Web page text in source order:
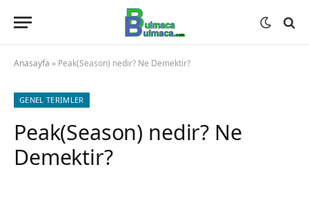
Anasayfa » Peak(Season) nedir? Ne Demektir?
GENEL TERIMLER
Peak(Season) nedir? Ne
Demektir?